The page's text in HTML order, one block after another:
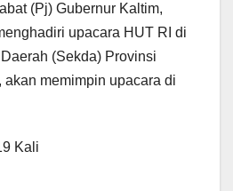
(Pj) Gubernur Kaltim,
upacara HUT RI di
(Sekda) Provinsi
akan memimpin upacara di
Kali